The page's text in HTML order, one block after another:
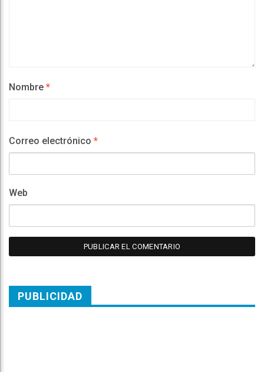
Nombre *
Correo electrónico *
Web
PUBLICIDAD